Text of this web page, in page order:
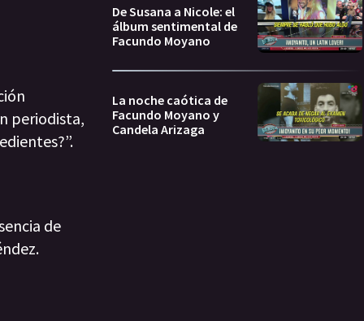
periodista,
de
De Susana a Nicole: el
álbum sentimental de
Facundo Moyano
La noche caótica de
Facundo Moyano y
Candela Arizaga